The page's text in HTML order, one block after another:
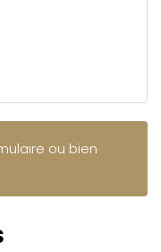
ou bien